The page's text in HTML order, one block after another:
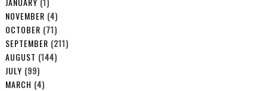
NOVEMBER (4)
OCTOBER (71)
SEPTEMBER (211)
AUGUST (144)
JULY (99)
MARCH (4)